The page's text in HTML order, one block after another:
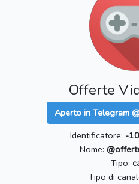
Offerte
Aperto in Telegram
Identificatore: -
Nome:
Tipo:
Tipo di